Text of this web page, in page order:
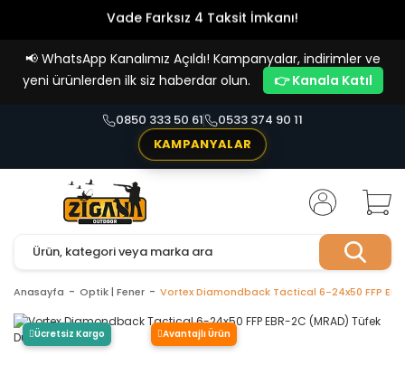
Vade Farksız 4 Taksit İmkanı!
📢 WhatsApp Kanalımız Açıldı! Kampanyalar, indirimler ve
yeni ürünlerden ilk siz haberdar olun.
👉 Kanala Katıl
0850 333 50 61
0533 374 90 11
KAMPANYALAR
Anasayfa Optik | Fener Vortex Diamondback Tactical 6-24x50 FFP
Avantajlı Ürün
Ücretsiz Kargo